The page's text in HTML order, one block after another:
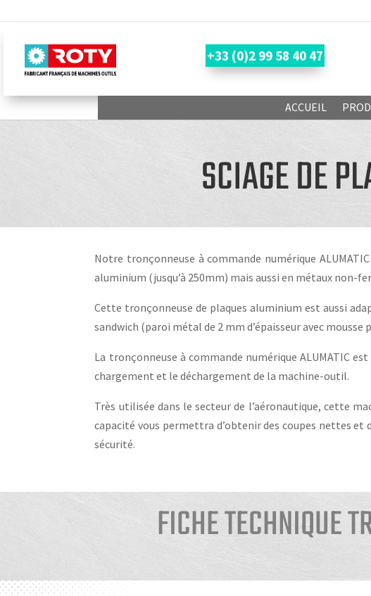
+33 (0)2 99 58 40 47
ACCUEIL
SCIAGE DE
Notre tronçonneuse à commande numérique
aluminium (jusqu’à 250mm) mais aussi en métaux non-
Cette tronçonneuse de plaques aluminium est aussi
sandwich (paroi métal de 2 mm d’épaisseur avec mousse
La tronçonneuse à commande numérique ALUMATIC
chargement et le déchargement de la machine-outil.
Très utilisée dans le secteur de l’aéronautique, cette
capacité vous permettra d’obtenir des coupes nettes et
sécurité.
FICHE TECHNIQUE